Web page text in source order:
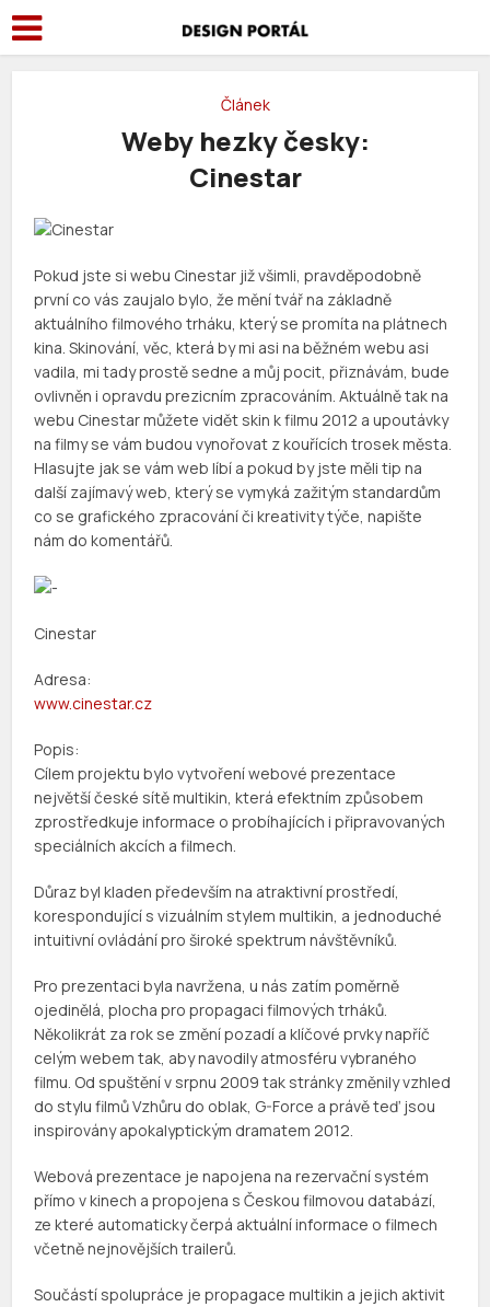
Článek
Weby hezky česky:
Cinestar
Pokud jste si webu Cinestar již všimli, pravděpodobně
první co vás zaujalo bylo, že mění tvář na základně
aktuálního filmového trháku, který se promíta na plátnech
kina. Skinování, věc, která by mi asi na běžném webu asi
vadila, mi tady prostě sedne a můj pocit, přiznávám, bude
ovlivněn i opravdu prezicním zpracováním. Aktuálně tak na
webu Cinestar můžete vidět skin k filmu 2012 a upoutávky
na filmy se vám budou vynořovat z kouřících trosek města.
Hlasujte jak se vám web líbí a pokud by jste měli tip na
další zajímavý web, který se vymyká zažitým standardům
co se grafického zpracování či kreativity týče, napište
nám do komentářů.
Cinestar
Adresa:
www.cinestar.cz
Popis:
Cílem projektu bylo vytvoření webové prezentace
největší české sítě multikin, která efektním způsobem
zprostředkuje informace o probíhajících i připravovaných
speciálních akcích a filmech.
Důraz byl kladen především na atraktivní prostředí,
korespondující s vizuálním stylem multikin, a jednoduché
intuitivní ovládání pro široké spektrum návštěvníků.
Pro prezentaci byla navržena, u nás zatím poměrně
ojedinělá, plocha pro propagaci filmových trháků.
Několikrát za rok se změní pozadí a klíčové prvky napříč
celým webem tak, aby navodily atmosféru vybraného
filmu. Od spuštění v srpnu 2009 tak stránky změnily vzhled
do stylu filmů Vzhůru do oblak, G-Force a právě teď jsou
inspirovány apokalyptickým dramatem 2012.
Webová prezentace je napojena na rezervační systém
přímo v kinech a propojena s Českou filmovou databází,
ze které automaticky čerpá aktuální informace o filmech
včetně nejnovějších trailerů.
Součástí spolupráce je propagace multikin a jejich aktivit